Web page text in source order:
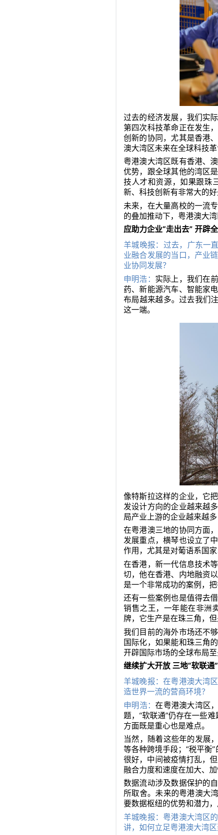
过去的经济发展，我们实
第四次科技革命正在发生
创新的协同，尤其是香港
澳大湾区未来在全球科技
粤港澳大湾区既有香港、
优势，跟全球其他的湾区
技人才和资源，如果跟珠
新、科技创新有非常大的
未来，在大量高校的一流
的叠加推动下，粤港澳大
应助力企业“走出去” 开辟
羊城晚报：过去，广东一
业融合发展的当口，产业
业协同发展？
申明浩： 实际上，我们在
药、新能源汽车、智能家
布局越来越多。过去我们
这一端。
像特斯拉这样的企业，它
发设计方向的企业越来越
局产业上游的企业越来越
在粤港澳三地的协同方面
发展重点，横琴也设立了
作用，尤其是对葡语系国
在香港，新一代信息技术
切，他在香港、内地融资
是一个非常成功的案例，
还有一些案例也是值得去
销售之王，一年能在非洲
牌，它生产是在珠三角，
我们目前的海外市场还不
国际化，如果能和珠三角
开辟国际市场的全球布局
继续扩大开放 三地“软联通
羊城晚报：在粤港澳大湾
造世界一流的营商环境？
申明浩：在粤港澳大湾区
题，“软联通”仍存在一些
方面既是重心也是难点。
当然，随着这些年的发展
等各种跨境手段；“税平衡
很好，中间被疫情打乱，
融合力度和速度在加大、
数据流动涉及数据保护的
所取舍。未来的粤港澳大
要数据枢纽的优势和潜力
羊城晚报：粤港澳大湾区
讲，如何立足粤港澳大湾